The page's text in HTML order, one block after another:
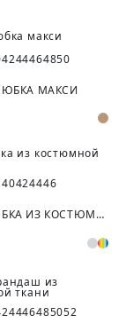
4244464850
МАКСИ
40424446
МИНИ-ЮБКА ИЗ КОСТЮМНОЙ ТКАНИ
4446485052